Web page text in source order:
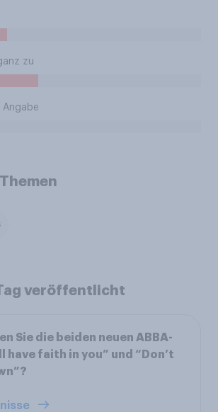
zu
Angabe
veröffentlicht
Sie die beiden neuen ABBA-
have faith in you” und “Don’t